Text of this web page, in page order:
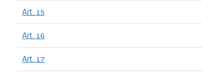
Art. 15
Art. 16
Art. 17